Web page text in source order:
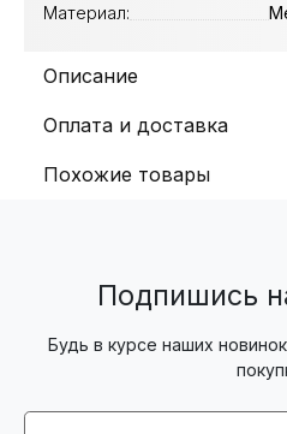
Материал:
Описание
Оплата и доставка
Похожие товары
Подпишись
Будь в курсе наших
Email